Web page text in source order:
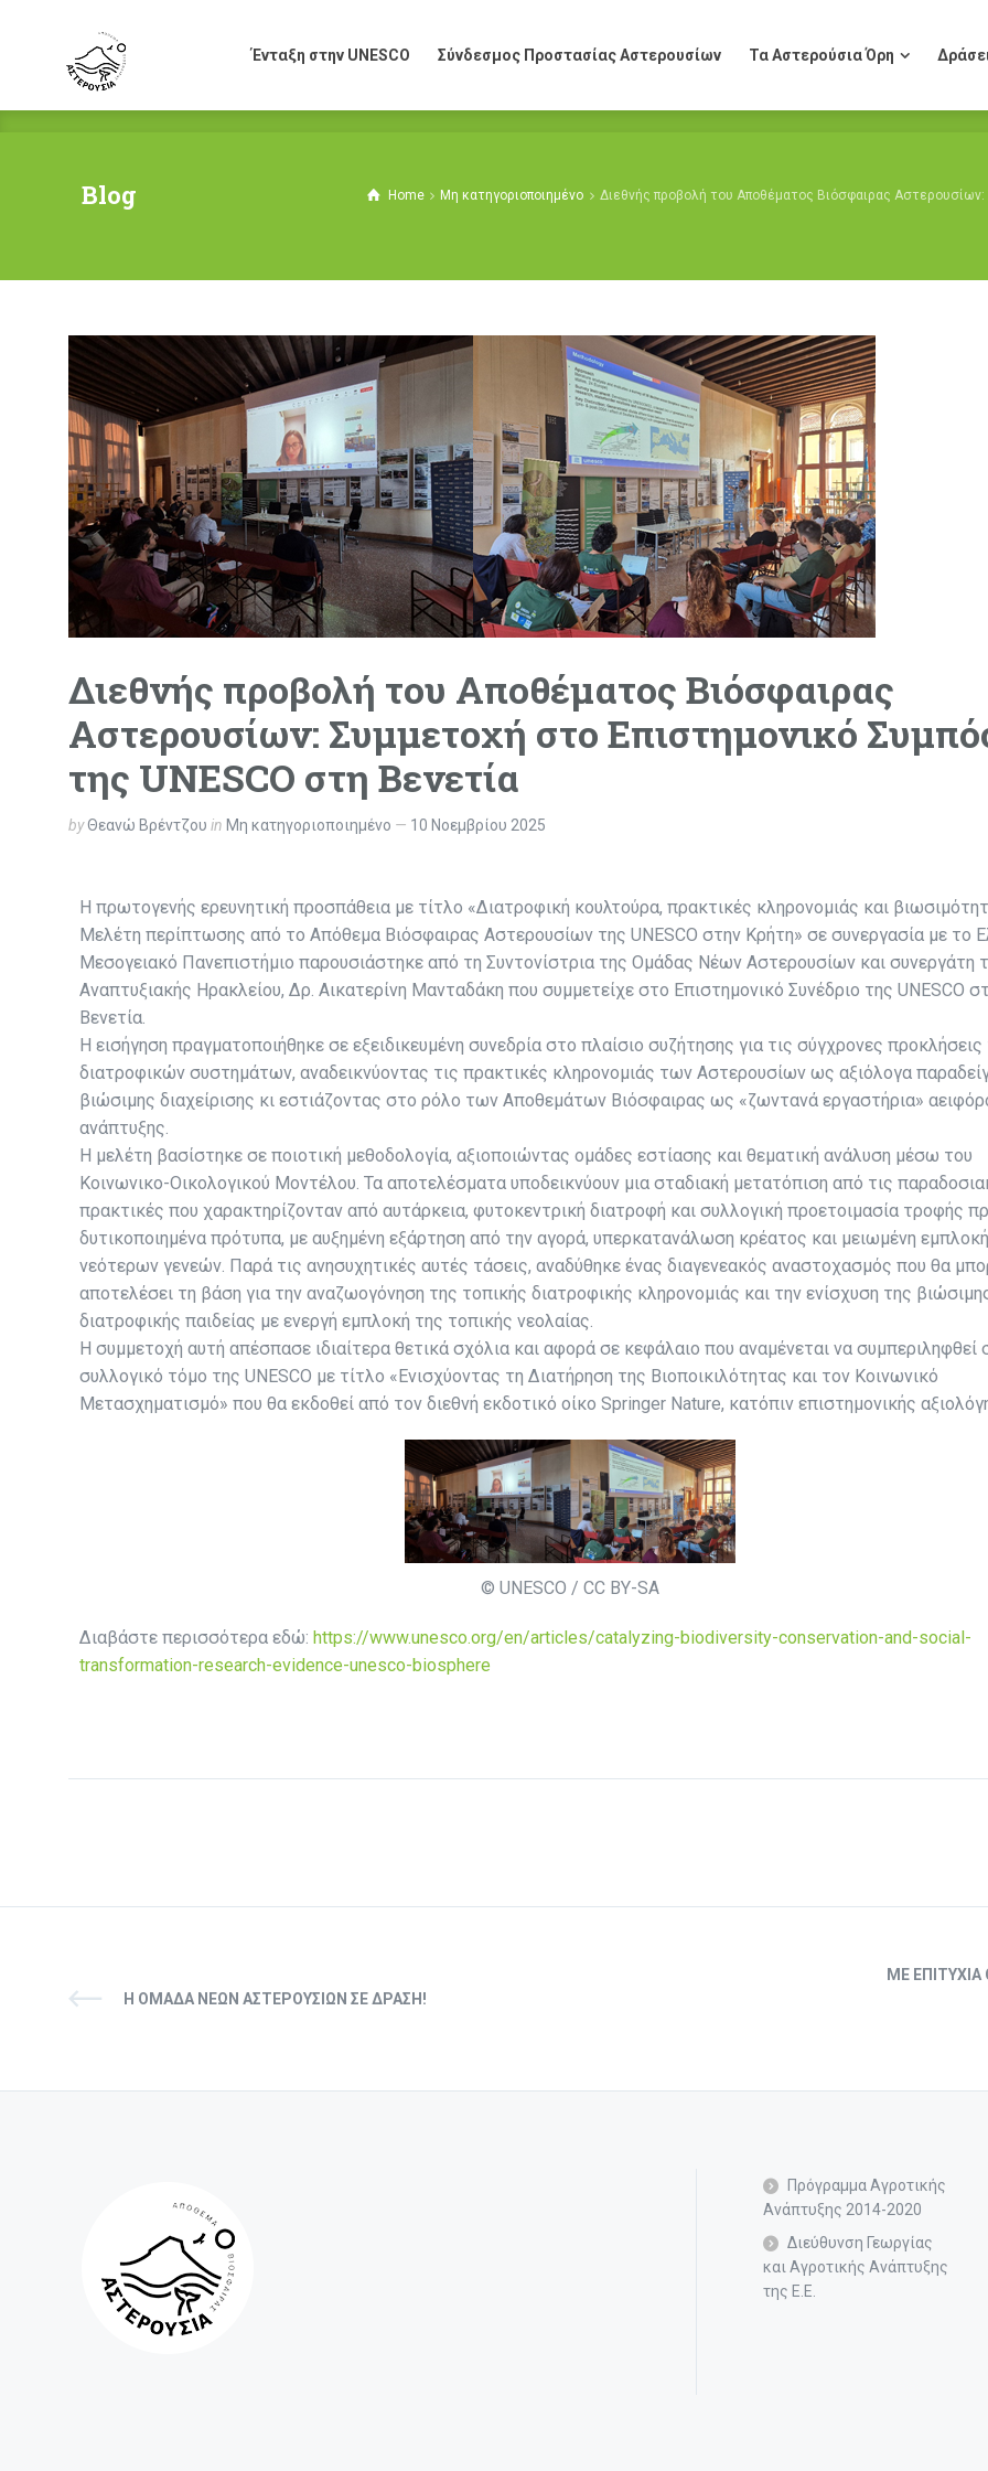
Ένταξη στην UNESCO Σύνδεσμος Προστασίας Αστερουσίων Τα Αστερούσια Όρη
Blog Home Μη κατηγοριοποιημένο Διεθνής προβολή του Αποθέματος Βιόσφαιρας
Διεθνής προβολή του Αποθέματος Βιόσφαιρας
Αστερουσίων: Συμμετοχή στο Επιστημονικό
της UNESCO στη Βενετία
byΘεανώ Βρέντζου in Μη κατηγοριοποιημένο 10 Νοεμβρίου 2025
Η πρωτογενής ερευνητική προσπάθεια με τίτλο «Διατροφική κουλτούρα, πρακτικές κληρονομιάς και
Μελέτη περίπτωσης από το Απόθεμα Βιόσφαιρας Αστερουσίων της UNESCO στην Κρήτη» σε συνεργασία με το
Μεσογειακό Πανεπιστήμιο παρουσιάστηκε από τη Συντονίστρια της Ομάδας Νέων Αστερουσίων και συνεργάτη
Αναπτυξιακής Ηρακλείου, Δρ. Αικατερίνη Μανταδάκη που συμμετείχε στο Επιστημονικό Συνέδριο της UNESCO
Βενετία.
Η εισήγηση πραγματοποιήθηκε σε εξειδικευμένη συνεδρία στο πλαίσιο συζήτησης για τις σύγχρονες
διατροφικών συστημάτων, αναδεικνύοντας τις πρακτικές κληρονομιάς των Αστερουσίων ως αξιόλογα
βιώσιμης διαχείρισης κι εστιάζοντας στο ρόλο των Αποθεμάτων Βιόσφαιρας ως «ζωντανά εργαστήρια»
ανάπτυξης.
Η μελέτη βασίστηκε σε ποιοτική μεθοδολογία, αξιοποιώντας ομάδες εστίασης και θεματική ανάλυση μέσω του
Κοινωνικο-Οικολογικού Μοντέλου. Τα αποτελέσματα υποδεικνύουν μια σταδιακή μετατόπιση από τις
πρακτικές που χαρακτηρίζονταν από αυτάρκεια, φυτοκεντρική διατροφή και συλλογική προετοιμασία τροφής
δυτικοποιημένα πρότυπα, με αυξημένη εξάρτηση από την αγορά, υπερκατανάλωση κρέατος και μειωμένη
νεότερων γενεών. Παρά τις ανησυχητικές αυτές τάσεις, αναδύθηκε ένας διαγενεακός αναστοχασμός που θα
αποτελέσει τη βάση για την αναζωογόνηση της τοπικής διατροφικής κληρονομιάς και την ενίσχυση της
διατροφικής παιδείας με ενεργή εμπλοκή της τοπικής νεολαίας.
Η συμμετοχή αυτή απέσπασε ιδιαίτερα θετικά σχόλια και αφορά σε κεφάλαιο που αναμένεται να συμπεριληφθεί
συλλογικό τόμο της UNESCO με τίτλο «Ενισχύοντας τη Διατήρηση της Βιοποικιλότητας και τον Κοινωνικό
Μετασχηματισμό» που θα εκδοθεί από τον διεθνή εκδοτικό οίκο Springer Nature, κατόπιν επιστημονικής
© UNESCO / CC BY-SA
Διαβάστε περισσότερα εδώ: https://www.unesco.org/en/articles/catalyzing-biodiversity-conservation-and-social-
transformation-research-evidence-unesco-biosphere
Η ΟΜΆΔΑ ΝΈΩΝ ΑΣΤΕΡΟΥΣΊΩΝ ΣΕ ΔΡΆΣΗ!
ΜΕ
Πρόγραμμα Αγροτικής
Ανάπτυξης 2014-2020
Διεύθυνση Γεωργίας
και Αγροτικής Ανάπτυξης
της Ε.Ε.